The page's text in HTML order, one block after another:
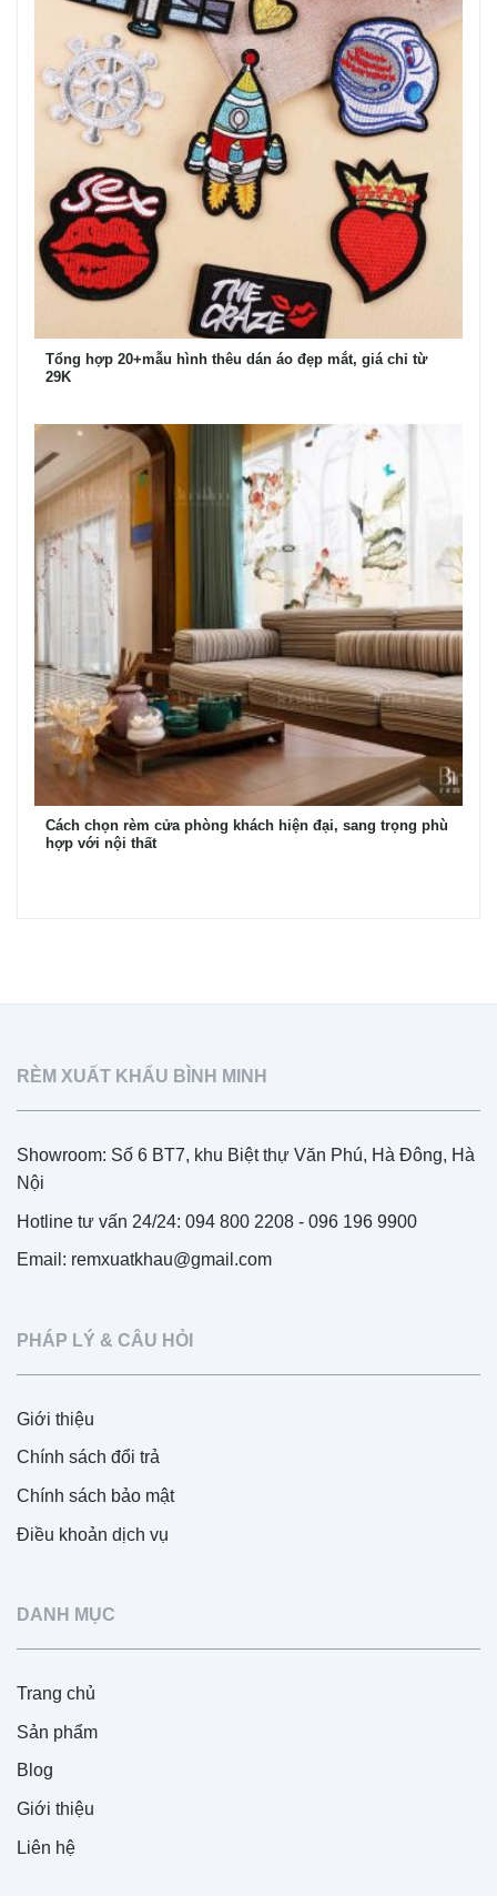
Tổng hợp 20+mẫu hình thêu dán áo đẹp mắt, giá chỉ từ
29K
Cách chọn rèm cửa phòng khách hiện đại, sang trọng phù
hợp với nội thất
RÈM XUẤT KHẨU BÌNH MINH
Showroom: Số 6 BT7, khu Biệt thự Văn Phú, Hà Đông, Hà
Nội
Hotline tư vấn 24/24: 094 800 2208 - 096 196 9900
Email: remxuatkhau@gmail.com
PHÁP LÝ & CÂU HỎI
Giới thiệu
Chính sách đổi trả
Chính sách bảo mật
Điều khoản dịch vụ
DANH MỤC
Trang chủ
Sản phẩm
Blog
Giới thiệu
Liên hệ